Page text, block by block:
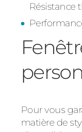
Résistance
Pour vous
matière de